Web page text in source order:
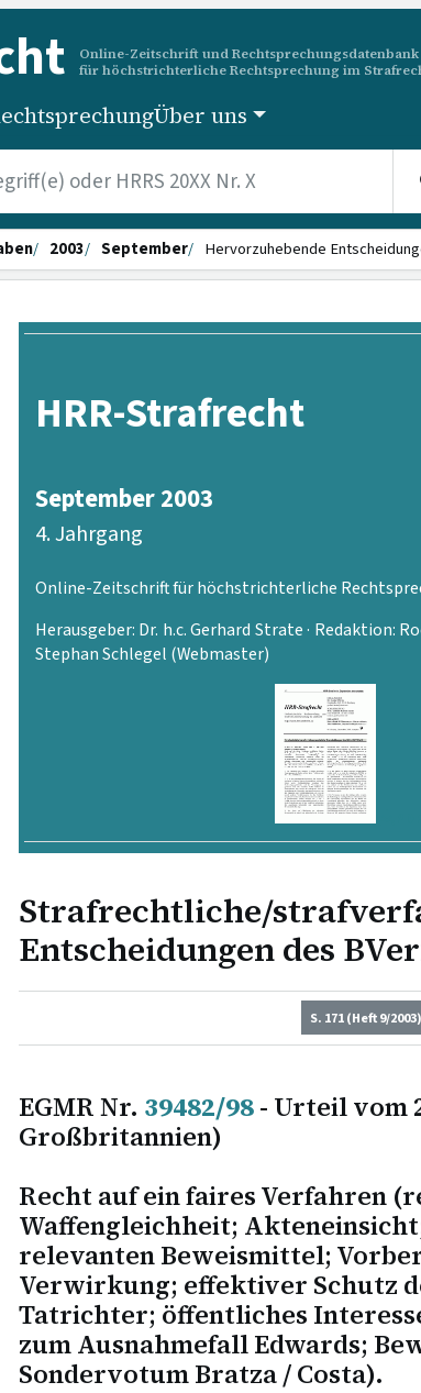
Online-Zeitschrift und Rechtsprechungsdatenbank
für höchstrichterliche Rechtsprechung im
Über uns
2003 September Hervorzuhebende
HRR-Strafrecht
September 2003
4. Jahrgang
Online-Zeitschrift für höchstrichterliche
Herausgeber: Dr. h.c. Gerhard Strate · Redaktion:
Stephan Schlegel (Webmaster)
Strafrechtliche/
Entscheidungen des
S. 171 (Heft 9/2003)
EGMR Nr. 39482/98- Urteil vom
Großbritannien)
Recht auf ein faires Verfahren
Waffengleichheit;
relevanten Beweismittel;
Verwirkung; effektiver Schutz
Tatrichter; öffentliches
zum Ausnahmefall Edwards;
Sondervotum Bratza / Costa).